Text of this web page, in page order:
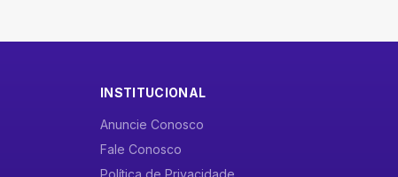
INSTITUCIONAL
Anuncie Conosco
Fale Conosco
Política de Privacidade